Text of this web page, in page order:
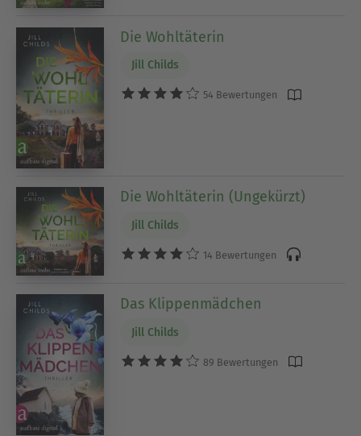
Die Wohltäterin
Jill Childs
54 Bewertungen
Die Wohltäterin (Ungekürzt)
Jill Childs
14 Bewertungen
Das Klippenmädchen
Jill Childs
89 Bewertungen